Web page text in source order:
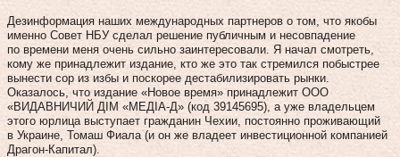
Дезинформация наших международных партнеров о том, что якобы
именно Совет НБУ сделал решение публичным и несовпадение
по времени меня очень сильно заинтересовали. Я начал смотреть,
кому же принадлежит издание, кто же это так стремился побыстрее
вынести сор из избы и поскорее дестабилизировать рынки.
Оказалось, что издание «Новое время» принадлежит ООО
«ВИДАВНИЧИЙ ДІМ «МЕДІА-Д» (код 39145695), а уже владельцем
этого юрлица выступает гражданин Чехии, постоянно проживающий
в Украине, Томаш Фиала (и он же владеет инвестиционной компанией
Драгон-Капитал).